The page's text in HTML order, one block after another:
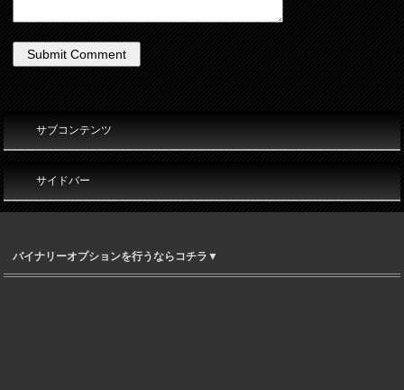
サブコンテンツ
サイドバー
バイナリーオプションを行うならコチラ▼